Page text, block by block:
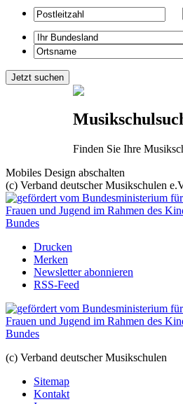
Finden Sie Ihre
Mobiles Design abschalten
(c) Verband deutscher Musikschulen
Drucken
Merken
Newsletter abonnieren
RSS-Feed
(c) Verband deutscher Musikschulen
Sitemap
Kontakt